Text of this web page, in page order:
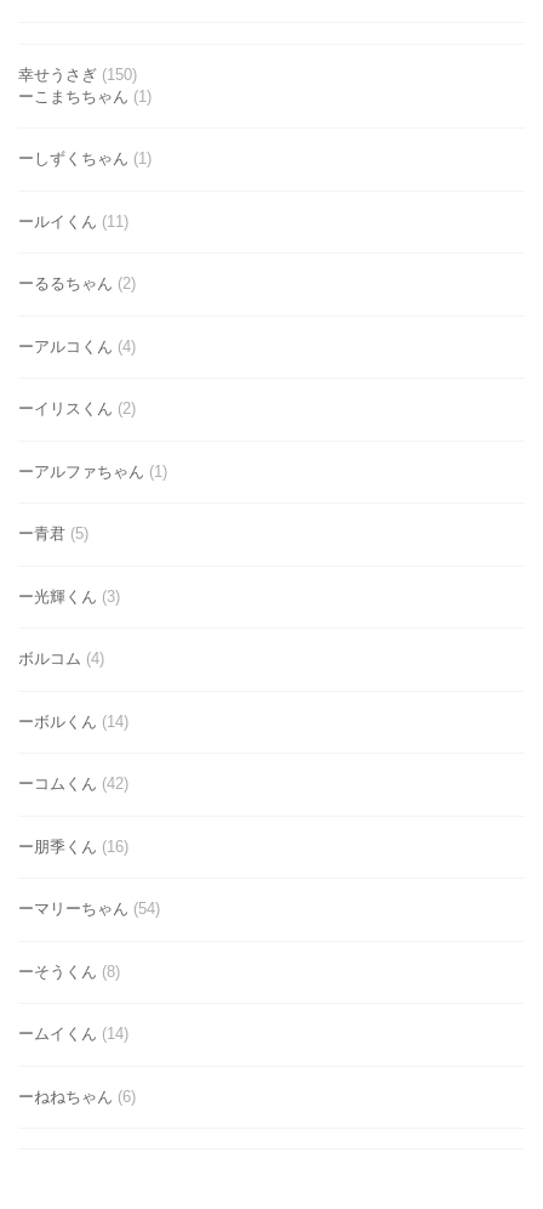
幸せうさぎ (150)
ーこまちちゃん (1)
ーしずくちゃん (1)
ールイくん (11)
ーるるちゃん (2)
ーアルコくん (4)
ーイリスくん (2)
ーアルファちゃん (1)
ー青君 (5)
ー光輝くん (3)
ボルコム (4)
ーボルくん (14)
ーコムくん (42)
ー朋季くん (16)
ーマリーちゃん (54)
ーそうくん (8)
ームイくん (14)
ーねねちゃん (6)